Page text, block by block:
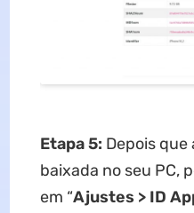
Etapa5: Depois que
baixada no seu PC,
em “Ajustes > ID